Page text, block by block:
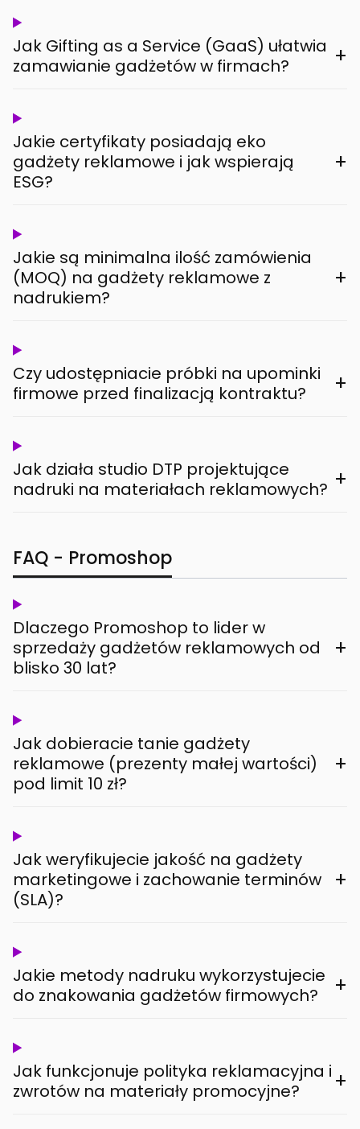
Jak Gifting as a Service (GaaS) ułatwia
zamawianie gadżetów w firmach?
+
Jakie certyfikaty posiadają eko
gadżety reklamowe i jak wspierają
ESG?
+
Jakie są minimalna ilość zamówienia
(MOQ) na gadżety reklamowe z
nadrukiem?
+
Czy udostępniacie próbki na upominki
firmowe przed finalizacją kontraktu?
+
Jak działa studio DTP projektujące
nadruki na materiałach reklamowych? +
FAQ - Promoshop
Dlaczego Promoshop to lider w
sprzedaży gadżetów reklamowych od
blisko 30 lat?
+
Jak dobieracie tanie gadżety
reklamowe (prezenty małej wartości)
pod limit 10 zł?
+
Jak weryfikujecie jakość na gadżety
marketingowe i zachowanie terminów
(SLA)?
+
Jakie metody nadruku wykorzystujecie
do znakowania gadżetów firmowych?
+
Jak funkcjonuje polityka reklamacyjna i
zwrotów na materiały promocyjne?
+